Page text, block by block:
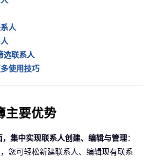
人
选联系人
使用技巧
主要优势
，集中实现联系人创建、编辑与管理：
您可轻松新建联系人、编辑现有联系